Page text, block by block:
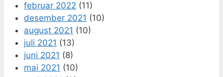
februar 2022 (11)
desember 2021 (10)
august 2021 (10)
juli 2021 (13)
juni 2021 (8)
mai 2021 (10)